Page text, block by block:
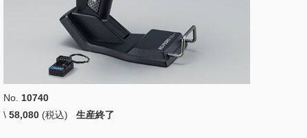
No. 10740
\ 58,080 (税込) 生産終了